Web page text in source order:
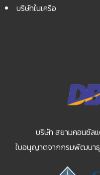
บริษัทในเครือ
บริษัท สยามคอนซัล
ใบอนุญาตจากกรมพัฒนาธุ